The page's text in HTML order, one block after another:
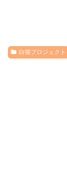
白猫プロジェクト